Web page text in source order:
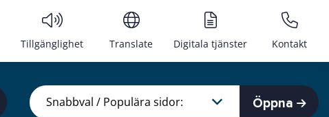
Tillgänglighet Translate Digitala tjänster Kontakt
Öppna